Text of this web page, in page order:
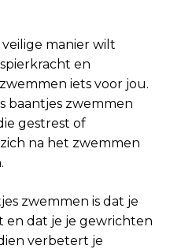
manier wilt
en
iets voor jou.
baantjes zwemmen
gestrest of
na het zwemmen
zwemmen is dat je
en dat je je gewrichten
verbetert je